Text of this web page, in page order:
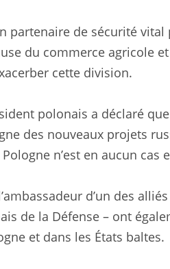
partenaire de sécurité vital
du commerce agricole
cette division.
polonais a déclaré
des nouveaux projets
n’est en aucun cas
d’un des
de la Défense – ont
et dans les États baltes.